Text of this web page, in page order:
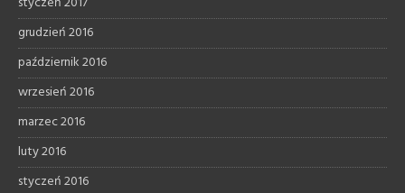
grudzień 2016
październik 2016
wrzesień 2016
marzec 2016
luty 2016
styczeń 2016